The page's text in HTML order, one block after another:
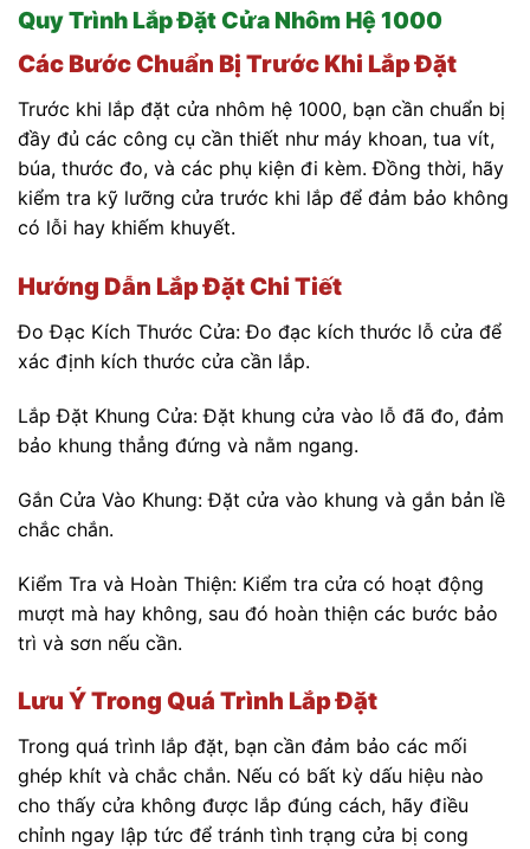
Quy Trình Lắp Đặt Cửa Nhôm Hệ 1000
Các Bước Chuẩn Bị Trước Khi Lắp Đặt
Trước khi lắp đặt cửa nhôm hệ 1000, bạn cần chuẩn bị
đầy đủ các công cụ cần thiết như máy khoan, tua vít,
búa, thước đo, và các phụ kiện đi kèm. Đồng thời, hãy
kiểm tra kỹ lưỡng cửa trước khi lắp để đảm bảo không
có lỗi hay khiếm khuyết.
Hướng Dẫn Lắp Đặt Chi Tiết
Đo Đạc Kích Thước Cửa: Đo đạc kích thước lỗ cửa để
xác định kích thước cửa cần lắp.
Lắp Đặt Khung Cửa: Đặt khung cửa vào lỗ đã đo, đảm
bảo khung thẳng đứng và nằm ngang.
Gắn Cửa Vào Khung: Đặt cửa vào khung và gắn bản lề
chắc chắn.
Kiểm Tra và Hoàn Thiện: Kiểm tra cửa có hoạt động
mượt mà hay không, sau đó hoàn thiện các bước bảo
trì và sơn nếu cần.
Lưu Ý Trong Quá Trình Lắp Đặt
Trong quá trình lắp đặt, bạn cần đảm bảo các mối
ghép khít và chắc chắn. Nếu có bất kỳ dấu hiệu nào
cho thấy cửa không được lắp đúng cách, hãy điều
chỉnh ngay lập tức để tránh tình trạng cửa bị cong